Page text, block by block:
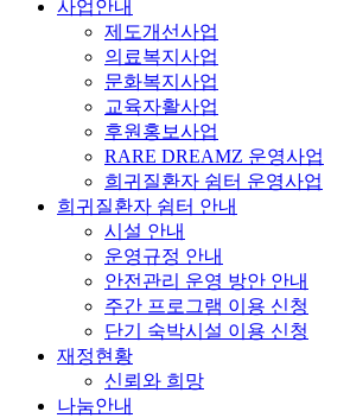
사업안내
제도개선사업
의료복지사업
문화복지사업
교육자활사업
후원홍보사업
RARE DREAMZ 운영사업
희귀질환자 쉼터 운영사업
희귀질환자 쉼터 안내
시설 안내
운영규정 안내
안전관리 운영 방안 안내
주간 프로그램 이용 신청
단기 숙박시설 이용 신청
재정현황
신뢰와 희망
나눔안내